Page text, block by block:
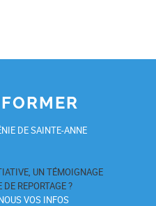
DE SAINTE-ANNE
UN TÉMOIGNAGE
REPORTAGE ?
VOS INFOS